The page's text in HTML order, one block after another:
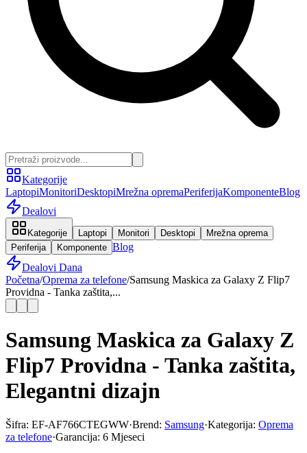
Kategorije
LaptopiMonitoriDesktopiMrežna opremaPeriferijaKomponenteBlog
Dealovi
Kategorije Laptopi Monitori Desktopi
Mrežna oprema
Periferija
Komponente Blog
Dealovi Dana
Početna/Oprema za telefone/Samsung Maskica za Galaxy Z Flip7
Providna - Tanka zaštita,...
Samsung Maskica za Galaxy Z
Flip7 Providna - Tanka zaštita,
Elegantni dizajn
Šifra: EF-AF766CTEGWW·Brend: Samsung·Kategorija: Oprema
za telefone·Garancija: 6 Mjeseci